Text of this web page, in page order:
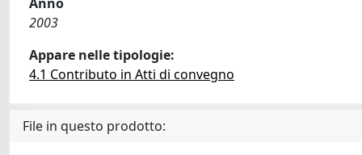
2003
Appare nelle tipologie:
4.1 Contributo in Atti di convegno
File in questo prodotto: